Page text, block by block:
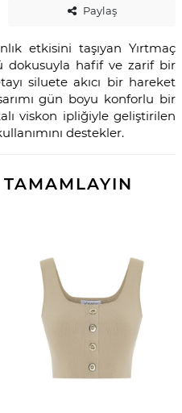
Paylaş
etkisini taşıyan Yırtmaç
dokusuyla hafif ve zarif bir
siluete akıcı bir hareket
gün boyu konforlu bir
viskon ipliğiyle geliştirilen
destekler.